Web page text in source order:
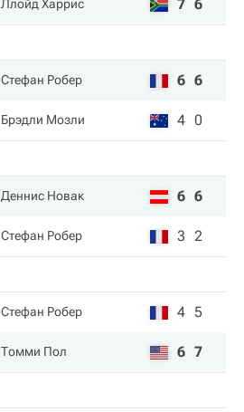
Ллойд Харрис 7 6
Стефан Робер 6 6
Брэдли Мозли 4 0
Деннис Новак 6 6
Стефан Робер 3 2
Стефан Робер 4 5
Томми Пол 6 7